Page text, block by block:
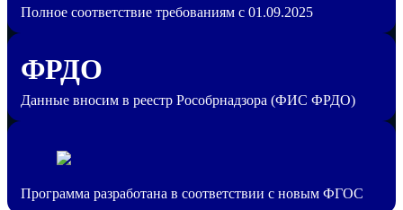
Полное соответствие требованиям с 01.09.2025
ФРДО
Данные вносим в реестр Рособрнадзора (ФИС ФРДО)
Программа разработана в соответствии с новым ФГОС